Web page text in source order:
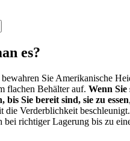
es?
Sie Amerikanische
flachen Behälter auf. Wenn Sie
bis Sie bereit sind, sie zu essen
die Verderblichkeit beschleunigt.
bei richtiger Lagerung bis zu